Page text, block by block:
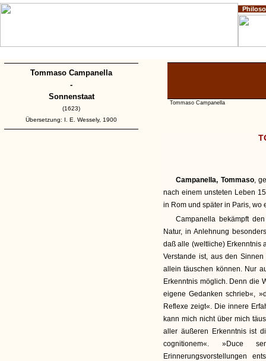
Tommaso Campanella
-
Sonnenstaat
(1623)
Übersetzung: I. E. Wessely, 1900
Tommaso Campanella
Campanella, Tommaso,
nach einem unsteten Leben
in Rom und später in Paris, wo
Campanella bekämpft
Natur, in Anlehnung
daß alle (weltliche) Erkenntnis
Verstande ist, aus den
allein täuschen können. Nur
Erkenntnis möglich. Denn die
eigene Gedanken schrieb«,
Reflexe zeigt«. Die innere
kann mich nicht über mich
aller äußeren Erkenntnis ist
cognitionem«. »Duce
Erinnerungsvorstellungen